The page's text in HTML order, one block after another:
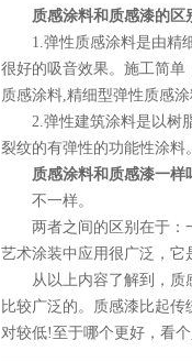
质感涂料和质感漆的区
1.弹性质感涂料是由精细
很好的吸音效果。施工简
质感涂料,精细型弹性质感涂
2.弹性建筑涂料是以树脂
裂纹的有弹性的功能性涂料。
质感涂料和质感漆一样
不一样。
两者之间的区别在于：一
艺术涂装中应用很广泛，它
从以上内容了解到，质感
比较广泛的。质感漆比起
对较低!至于哪个更好，看